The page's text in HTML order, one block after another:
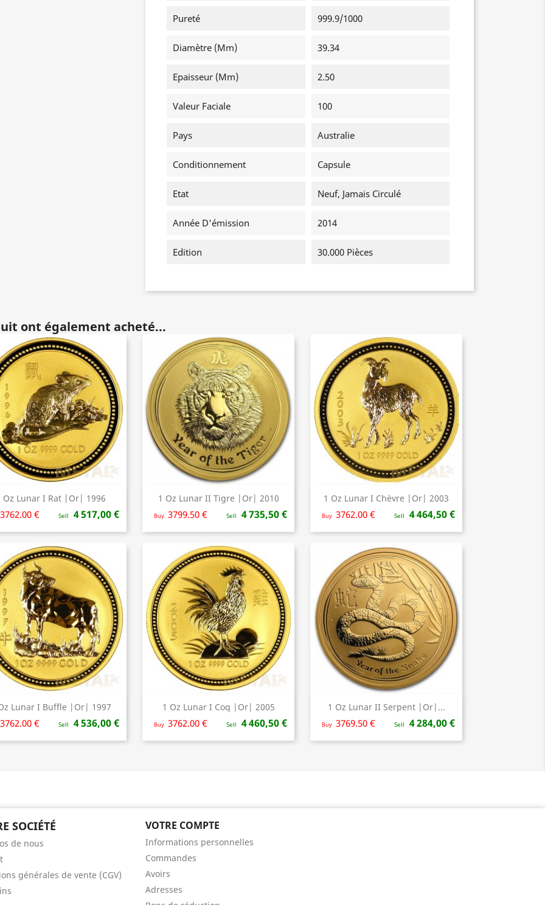
Pureté 999.9/1000
Diamètre (mm) 39.34
Epaisseur (mm) 2.50
Valeur Faciale 100
Pays Australie
Conditionnement Capsule
Etat Neuf, Jamais Circulé
Année D'émission 2014
Edition 30.000 Pièces
ont également acheté...
Oz Lunar I Rat |Or| 1996
3762.00 € Sell 4 517,00 €
Aperçu rapide 1 Oz Lunar II Tigre |Or| 2010
Buy 3799.50 € Sell 4 735,50 €
Aperçu rapide 1 Oz Lunar I Chèvre |Or| 2003
Buy 3762.00 € Sell 4 464,50 €
Aperçu rapide
Lunar I Buffle |Or| 1997
3762.00 € Sell 4 536,00 €
Aperçu rapide 1 Oz Lunar I Coq |Or| 2005
Buy 3762.00 € Sell 4 460,50 €
Aperçu rapide 1 Oz Lunar II Serpent |Or|...
Buy 3769.50 € Sell 4 284,00 €
Aperçu rapide
SOCIÉTÉ
de nous
générales de vente (CGV)
VOTRE COMPTE
Informations personnelles
Commandes
Avoirs
Adresses